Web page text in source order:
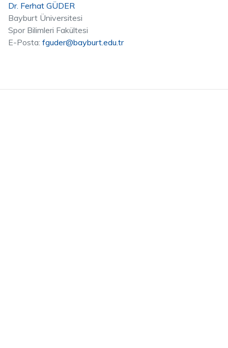
Dr. Ferhat GÜDER
Bayburt Üniversitesi
Spor Bilimleri Fakültesi
E-Posta: fguder@bayburt.edu.tr